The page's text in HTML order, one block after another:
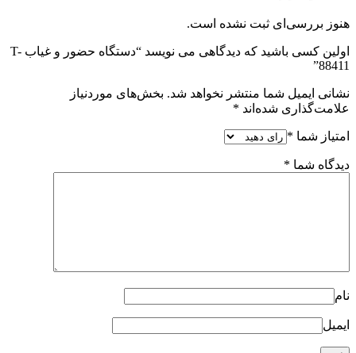
هنوز بررسی‌ای ثبت نشده است.
اولین کسی باشید که دیدگاهی می نویسد “دستگاه حضور و غیاب T-
88411”
نشانی ایمیل شما منتشر نخواهد شد. بخش‌های موردنیاز
علامت‌گذاری شده‌اند *
امتیاز شما *
دیدگاه شما *
نام
ایمیل